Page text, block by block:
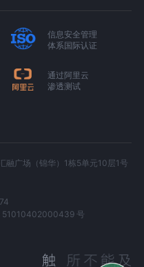
信息安全管理
体系国际认证
通过阿里云
渗透测试
融广场（锦华）1栋5单元10层1号
51010402000439 号